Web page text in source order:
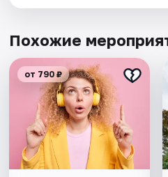
Похожие
от 790 ₽